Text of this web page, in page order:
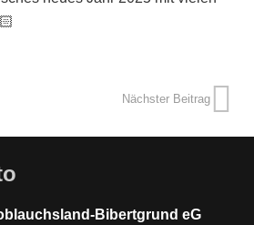
Nächster Beitrag
Bibertgrund eG